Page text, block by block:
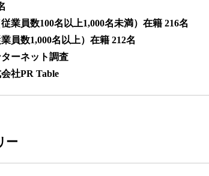
員数100名以上1,000名未満）在籍 216名
1,000名以上）在籍 212名
ーネット調査
社PR Table
ー